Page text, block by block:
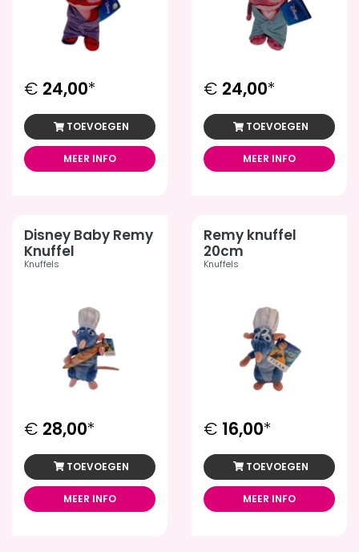
€ 24,00*
TOEVOEGEN
MEER INFO
€ 24,00*
TOEVOEGEN
MEER INFO
Disney Baby Remy
Knuffel
Knuffels
€ 28,00*
TOEVOEGEN
MEER INFO
Remy knuffel
20cm
Knuffels
€ 16,00*
TOEVOEGEN
MEER INFO